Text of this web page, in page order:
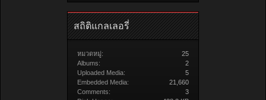
สถิติแกลเลอรี่
หมวดหมู่:
25
Albums:
2
Uploaded Media:
5
Embedded Media:
21,660
Comments:
3